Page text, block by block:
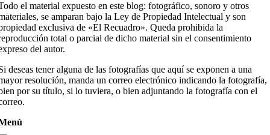
el material expuesto en este blog: fotográfico, sonoro y otros
se amparan bajo la Ley de Propiedad Intelectual y son
exclusiva de «El Recuadro». Queda prohibida la
total o parcial de dicho material sin el consentimiento
del autor.
deseas tener alguna de las fotografías que aquí se exponen a una
resolución, manda un correo electrónico indicando la fotografía,
por su título, si lo tuviera, o bien adjuntando la fotografía con el